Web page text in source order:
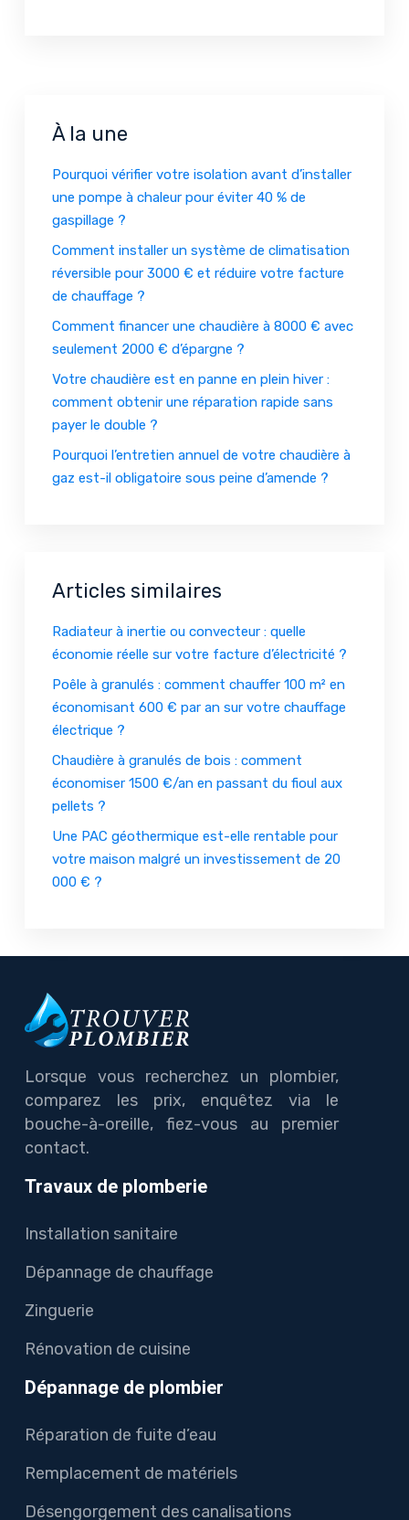
À la une
Pourquoi vérifier votre isolation avant d’installer
une pompe à chaleur pour éviter 40 % de
gaspillage ?
Comment installer un système de climatisation
réversible pour 3000 € et réduire votre facture
de chauffage ?
Comment financer une chaudière à 8000 € avec
seulement 2000 € d’épargne ?
Votre chaudière est en panne en plein hiver :
comment obtenir une réparation rapide sans
payer le double ?
Pourquoi l’entretien annuel de votre chaudière à
gaz est-il obligatoire sous peine d’amende ?
Articles similaires
Radiateur à inertie ou convecteur : quelle
économie réelle sur votre facture d’électricité ?
Poêle à granulés : comment chauffer 100 m² en
économisant 600 € par an sur votre chauffage
électrique ?
Chaudière à granulés de bois : comment
économiser 1500 €/an en passant du fioul aux
pellets ?
Une PAC géothermique est-elle rentable pour
votre maison malgré un investissement de 20
000 € ?
Lorsque vous recherchez un plombier,
comparez les prix, enquêtez via le
bouche-à-oreille, fiez-vous au premier
contact.
Travaux de plomberie
Installation sanitaire
Dépannage de chauffage
Zinguerie
Rénovation de cuisine
Dépannage de plombier
Réparation de fuite d’eau
Remplacement de matériels
Désengorgement des canalisations